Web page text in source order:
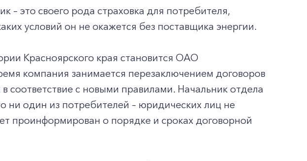
это своего рода страховка для потребителя,
условий он не окажется без поставщика энергии.
Красноярского края становится ОАО
компания занимается перезаключением договоров
соответствие с новыми правилами. Начальник отдела
ни один из потребителей – юридических лиц не
проинформирован о порядке и сроках договорной